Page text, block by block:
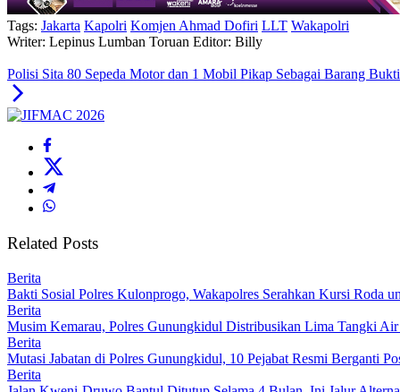
Tags: Jakarta Kapolri Komjen Ahmad Dofiri LLT Wakapolri
Writer: Lepinus Lumban Toruan Editor: Billy
Polisi Sita 80 Sepeda Motor dan 1 Mobil Pikap Sebagai Barang
Related Posts
Berita
Bakti Sosial Polres Kulonprogo, Wakapolres Serahkan Kursi Roda
Berita
Musim Kemarau, Polres Gunungkidul Distribusikan Lima Tangki
Berita
Mutasi Jabatan di Polres Gunungkidul, 10 Pejabat Resmi Berganti
Berita